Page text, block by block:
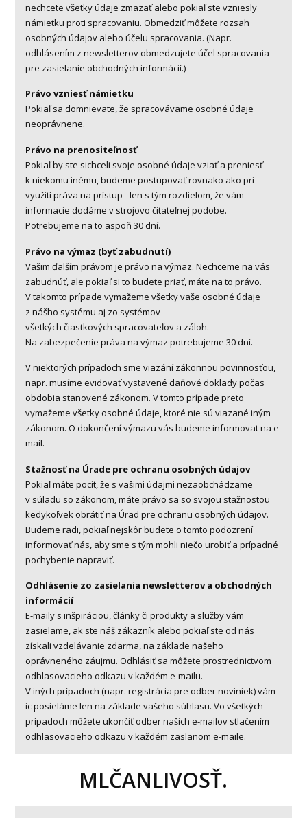
nechcete všetky údaje zmazať alebo pokiaľ ste vzniesly
námietku proti spracovaniu. Obmedziť môžete rozsah
osobných údajov alebo účelu spracovania. (Napr.
odhlásením z newsletterov obmedzujete účel spracovania
pre zasielanie obchodných informácií.)
Právo vzniesť námietku
Pokiaľ sa domnievate, že spracovávame osobné údaje
neoprávnene.
Právo na prenositeľnosť
Pokiaľ by ste sichceli svoje osobné údaje vziať a preniesť
k niekomu inému, budeme postupovať rovnako ako pri
využití práva na prístup - len s tým rozdielom, že vám
informacie dodáme v strojovo čitateľnej podobe.
Potrebujeme na to aspoň 30 dní.
Právo na výmaz (byť zabudnutí)
Vašim ďalším právom je právo na výmaz. Nechceme na vás
zabudnúť, ale pokiaľ si to budete priať, máte na to právo.
V takomto prípade vymažeme všetky vaše osobné údaje
z nášho systému aj zo systémov
všetkých čiastkových spracovateľov a záloh.
Na zabezpečenie práva na výmaz potrebujeme 30 dní.
V niektorých prípadoch sme viazání zákonnou povinnosťou,
napr. musíme evidovať vystavené daňové doklady počas
obdobia stanovené zákonom. V tomto prípade preto
vymažeme všetky osobné údaje, ktoré nie sú viazané iným
zákonom. O dokončení výmazu vás budeme informovat na e-
mail.
Stažnosť na Úrade pre ochranu osobných údajov
Pokiaľ máte pocit, že s vašimi údajmi nezaobchádzame
v súladu so zákonom, máte právo sa so svojou stažnostou
kedykoľvek obrátiť na Úrad pre ochranu osobných údajov.
Budeme radi, pokiaľ nejskôr budete o tomto podozrení
informovať nás, aby sme s tým mohli niečo urobiť a prípadné
pochybenie napraviť.
Odhlásenie zo zasielania newsletterov a obchodných
informácií
E-maily s inšpiráciou, články či produkty a služby vám
zasielame, ak ste náš zákazník alebo pokiaľ ste od nás
získali vzdelávanie zdarma, na základe našeho
oprávneného záujmu. Odhlásiť sa môžete prostrednictvom
odhlasovacieho odkazu v každém e-mailu.
V iných prípadoch (napr. registrácia pre odber noviniek) vám
ic posieláme len na základe vašeho súhlasu. Vo všetkých
prípadoch môžete ukončiť odber našich e-mailov stlačením
odhlasovacieho odkazu v každém zaslanom e-maile.
MLČANLIVOSŤ.